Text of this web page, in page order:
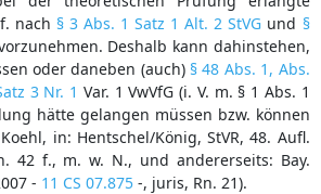
nach § 3 Abs. 1 Satz 1 Alt. 2 StVG und §
Deshalb kann dahinstehen,
oder daneben (auch) § 48 Abs. 1, Abs.
3 Nr. 1 Var. 1 VwVfG (i. V. m. § 1 Abs. 1
hätte gelangen müssen bzw. können
in: Hentschel/König, StVR, 48. Aufl.
42 f., m. w. N., und andererseits: Bay.
- 11 CS 07.875-, juris, Rn. 21).